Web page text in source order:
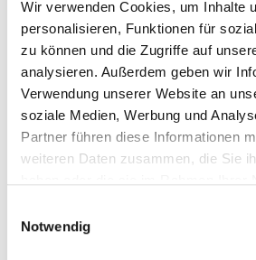
Wir verwenden Cookies, um Inhalte
personalisieren, Funktionen für
zu können und die Zugriffe auf
analysieren. Außerdem geben wir
Verwendung unserer Website an
soziale Medien, Werbung und
Partner führen diese Informationen
weiteren Daten zusammen, die Sie
Notwendig
daher frühzeitig und sehr sorgfältig
Unser Webinar PIM vs. MDM